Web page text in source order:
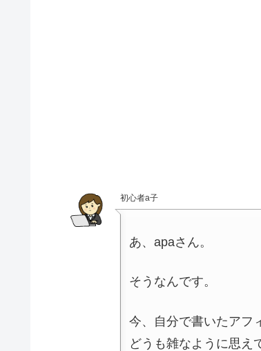
初心者a子
あ、apaさん。
そうなんです。
今、自分で書いたアフ
どうも雑なように思え